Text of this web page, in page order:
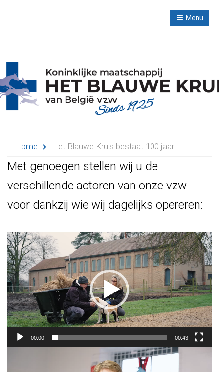
Menu
Home
Evenementen
Het
Blauwe
Kruis
Wetgeving
Partners
Home Het Blauwe Kruis bestaat 100 jaar
Met genoegen stellen wij u de
verschillende actoren van onze vzw
voor dankzij wie wij dagelijks opereren:
Video
Player
00:00 00:43